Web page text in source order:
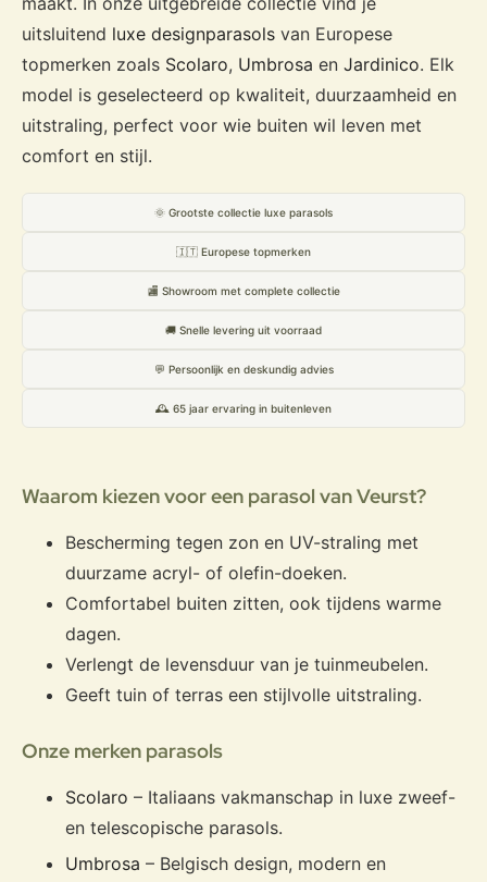
uitsluitend luxe designparasols van Europese
topmerken zoals Scolaro, Umbrosa en Jardinico. Elk
model is geselecteerd op kwaliteit, duurzaamheid en
uitstraling, perfect voor wie buiten wil leven met
comfort en stijl.
🌞 Grootste collectie luxe parasols
🇮🇹 Europese topmerken
🏬 Showroom met complete collectie
🚚 Snelle levering uit voorraad
💬 Persoonlijk en deskundig advies
🕰️ 65 jaar ervaring in buitenleven
Waarom kiezen voor een parasol van Veurst?
Bescherming tegen zon en UV-straling met
duurzame acryl- of olefin-doeken.
Comfortabel buiten zitten, ook tijdens warme
dagen.
Verlengt de levensduur van je tuinmeubelen.
Geeft tuin of terras een stijlvolle uitstraling.
Onze merken parasols
Scolaro – Italiaans vakmanschap in luxe zweef-
en telescopische parasols.
Umbrosa – Belgisch design, modern en